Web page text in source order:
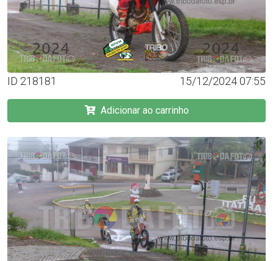
ID 218181 15/12/2024 07:55
Adicionar ao carrinho